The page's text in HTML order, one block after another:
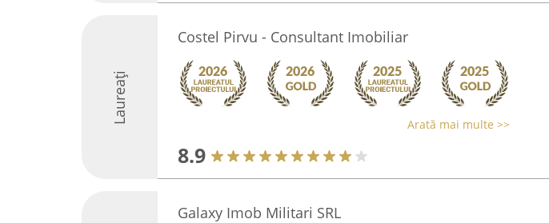
Laureați
Costel Pirvu - Consultant Imobiliar
Arată mai multe >>
8.9
Galaxy Imob Militari SRL